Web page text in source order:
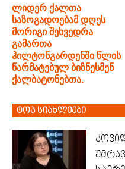
ლიდერ ქალთა
საზოგადოებამ დღეს
მორიგი შეხვედრა
გამართა
ჰილტონგარდენში წლის
წარმატებულ ბიზნესმენ
ქალბატონებთა.
ტოპ სიახლეები